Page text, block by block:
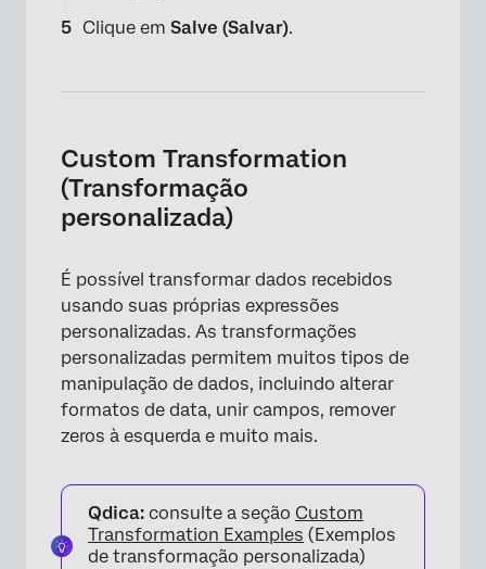
Clique em Salve (Salvar).
Custom Transformation
(Transformação
personalizada)
É possível transformar dados recebidos
usando suas próprias expressões
personalizadas. As transformações
personalizadas permitem muitos tipos de
manipulação de dados, incluindo alterar
formatos de data, unir campos, remover
zeros à esquerda e muito mais.
Qdica: consulte a seção Custom
Transformation Examples (Exemplos
de transformação personalizada)